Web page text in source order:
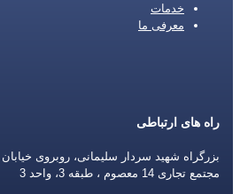
خدمات
معرفی ما
راه های ارتباطی
بزرگراه شهید سردار سلیمانی، روبروی خیابان
مجتمع تجاری 14 معصوم ، طبقه 3، واحد 3